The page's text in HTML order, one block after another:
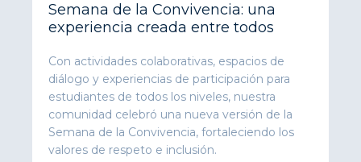
Semana de la Convivencia: una
experiencia creada entre todos
Con actividades colaborativas, espacios de
diálogo y experiencias de participación para
estudiantes de todos los niveles, nuestra
comunidad celebró una nueva versión de la
Semana de la Convivencia, fortaleciendo los
valores de respeto e inclusión.